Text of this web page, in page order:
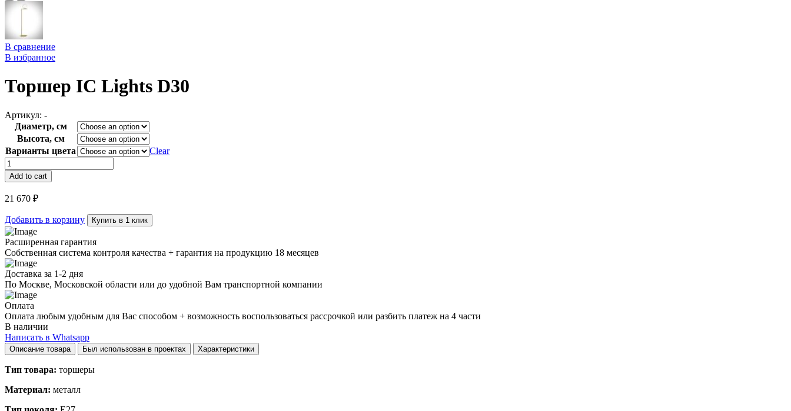
В сравнение
В избранное
Торшер IC Lights D30
Артикул: -
Диаметр, см
Высота, см
Варианты цвета
Clear
Торшер
IC
Lights
D30
quantity
Add to cart
21 670 ₽
Добавить в корзину Купить в 1 клик
Расширенная гарантия
Собственная система контроля качества + гарантия на продукцию 18 месяцев
Доставка за 1-2 дня
По Москве, Московской области или до удобной Вам транспортной компании
Оплата
Оплата любым удобным для Вас способом + возможность воспользоваться рассрочкой или разбить платеж на 4 части
В наличии
Написать в Whatsapp
Описание товара Был использован в проектах Характеристики
Тип товара: торшеры
Материал: металл